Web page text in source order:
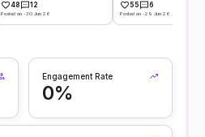
48 12
Posted on -30 Jun 26
55 6
Posted on -29 Jun 26
Engagement Rate
0%